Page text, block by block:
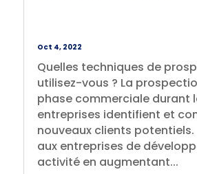
Oct 4, 2022
Quelles techniques de
utilisez-vous ? La
phase commerciale durant
entreprises identifient et
nouveaux clients potentiels.
aux entreprises de
activité en augmentant...